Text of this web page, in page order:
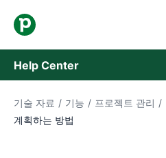
Help Center
기술 자료
기술 자료 / 기능 / 프로젝트 관리 /
계획하는 방법